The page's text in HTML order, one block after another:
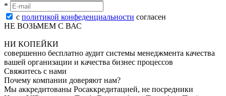
*
с политикой конфеденциальности согласен
НЕ ВОЗЬМЕМ С ВАС
НИ КОПЕЙКИ
совершенно бесплатно аудит системы менеджмента качества
вашей организации и качества бизнес процессов
Свяжитесь с нами
Почему компании доверяют нам?
Мы аккредитованы Росаккредитацией, не посредники